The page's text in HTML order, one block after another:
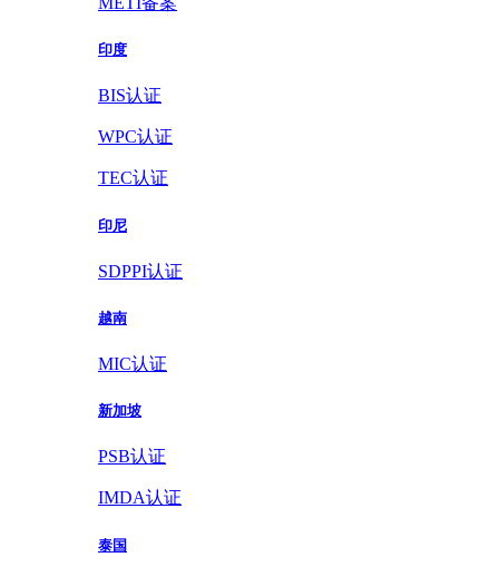
印度
BIS认证
WPC认证
TEC认证
印尼
SDPPI认证
越南
MIC认证
新加坡
PSB认证
IMDA认证
泰国